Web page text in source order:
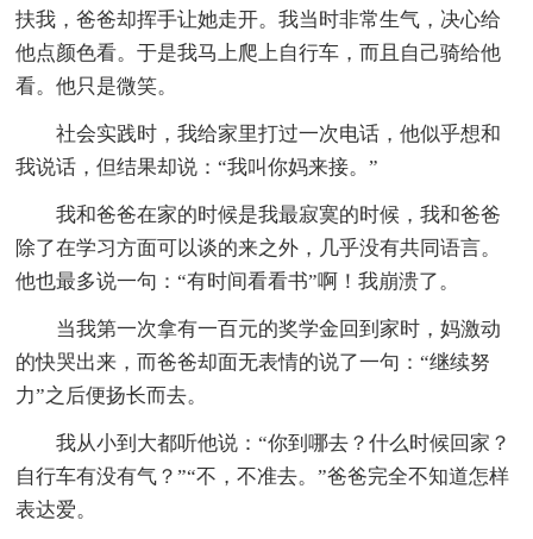
扶我，爸爸却挥手让她走开。我当时非常生气，决心给
他点颜色看。于是我马上爬上自行车，而且自己骑给他
看。他只是微笑。
社会实践时，我给家里打过一次电话，他似乎想和
我说话，但结果却说：“我叫你妈来接。”
我和爸爸在家的时候是我最寂寞的时候，我和爸爸
除了在学习方面可以谈的来之外，几乎没有共同语言。
他也最多说一句：“有时间看看书”啊！我崩溃了。
当我第一次拿有一百元的奖学金回到家时，妈激动
的快哭出来，而爸爸却面无表情的说了一句：“继续努
力”之后便扬长而去。
我从小到大都听他说：“你到哪去？什么时候回家？
自行车有没有气？”“不，不准去。”爸爸完全不知道怎样
表达爱。